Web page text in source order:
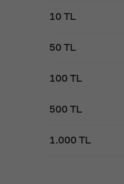
10 TL
50 TL
100 TL
500 TL
1.000 TL